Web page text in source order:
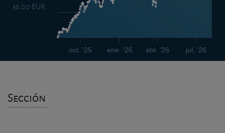
ene. '26 jul. '26
oct. '25 abr. '26
36,00 EUR
Sección